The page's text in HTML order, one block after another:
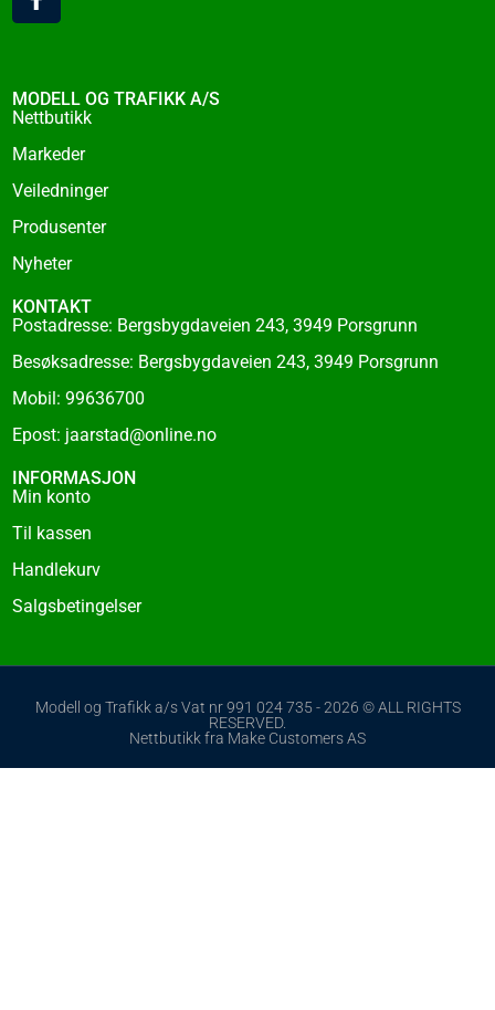
a
c
o
o
-
f
MODELL OG TRAFIKK A/S
Nettbutikk
Markeder
Veiledninger
Produsenter
Nyheter
KONTAKT
Postadresse: Bergsbygdaveien 243, 3949 Porsgrunn
Besøksadresse: Bergsbygdaveien 243, 3949 Porsgrunn
Mobil: 99636700
Epost: jaarstad@online.no
INFORMASJON
Min konto
Til kassen
Handlekurv
Salgsbetingelser
Modell og Trafikk a/s Vat nr 991 024 735 - 2026 © ALL RIGHTS
RESERVED.
Nettbutikk fra Make Customers AS